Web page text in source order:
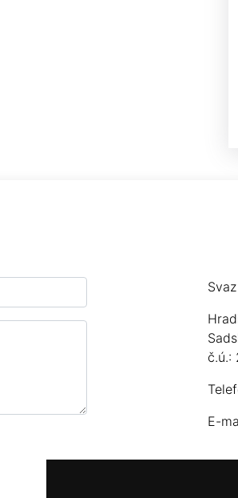
č.ú.:
E-